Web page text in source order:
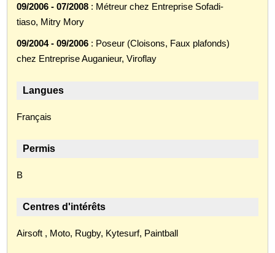
09/2006 - 07/2008 : Métreur chez Entreprise Sofadi-
tiaso, Mitry Mory
09/2004 - 09/2006 : Poseur (Cloisons, Faux plafonds)
chez Entreprise Auganieur, Viroflay
Langues
Français
Permis
B
Centres d'intérêts
Airsoft , Moto, Rugby, Kytesurf, Paintball